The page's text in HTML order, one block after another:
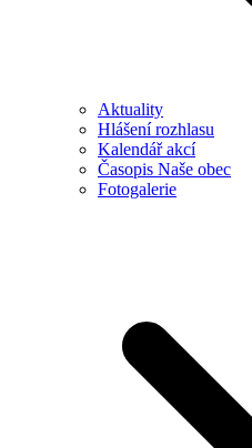
Aktuality
Hlášení rozhlasu
Kalendář akcí
Časopis Naše obec
Fotogalerie